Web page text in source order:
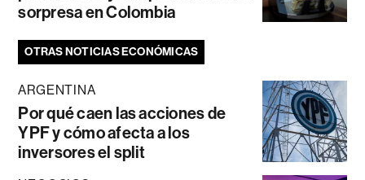
sorpresa en Colombia
OTRAS NOTICIAS ECONÓMICAS
ARGENTINA
Por qué caen las acciones de
YPF y cómo afecta a los
inversores el split